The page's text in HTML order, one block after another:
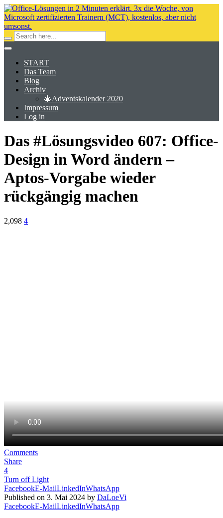
START
Das Team
Blog
Archiv
🎄Adventskalender 2020
Impressum
Log in
Das #Lösungsvideo 607: Office-
Design in Word ändern –
Aptos-Vorgabe wieder
rückgängig machen
2,098 4
Comments
Share
4
Turn off Light
FacebookE-MailLinkedInWhatsApp
Published on 3. Mai 2024 by DaLoeVi
FacebookE-MailLinkedInWhatsApp